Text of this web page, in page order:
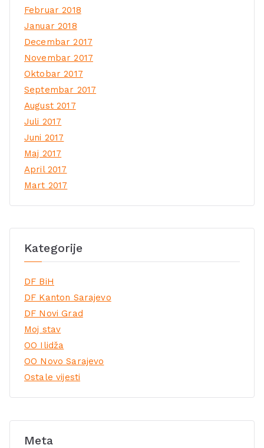
Februar 2018
Januar 2018
Decembar 2017
Novembar 2017
Oktobar 2017
Septembar 2017
August 2017
Juli 2017
Juni 2017
Maj 2017
April 2017
Mart 2017
Kategorije
DF BiH
DF Kanton Sarajevo
DF Novi Grad
Moj stav
OO Ilidža
OO Novo Sarajevo
Ostale vijesti
Meta